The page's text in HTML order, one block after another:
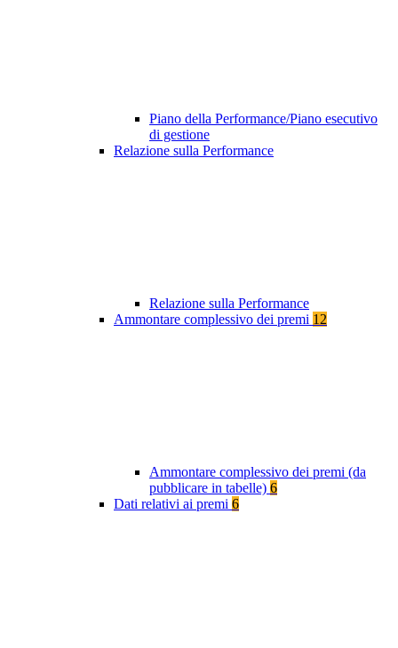
Piano della Performance/Piano esecutivo
di gestione
Relazione sulla Performance
Relazione sulla Performance
Ammontare complessivo dei premi 12
Ammontare complessivo dei premi (da
pubblicare in tabelle) 6
Dati relativi ai premi 6